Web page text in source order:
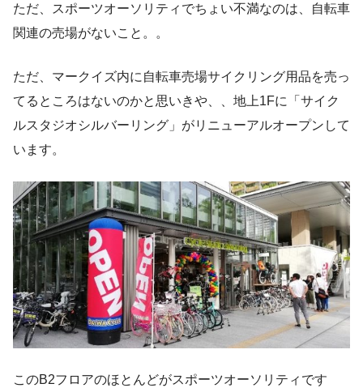
ただ、スポーツオーソリティでちょい不満なのは、自転車
関連の売場がないこと。。
ただ、マークイズ内に自転車売場サイクリング用品を売っ
てるところはないのかと思いきや、、地上1Fに「サイク
ルスタジオシルバーリング」がリニューアルオープンして
います。
このB2フロアのほとんどがスポーツオーソリティです